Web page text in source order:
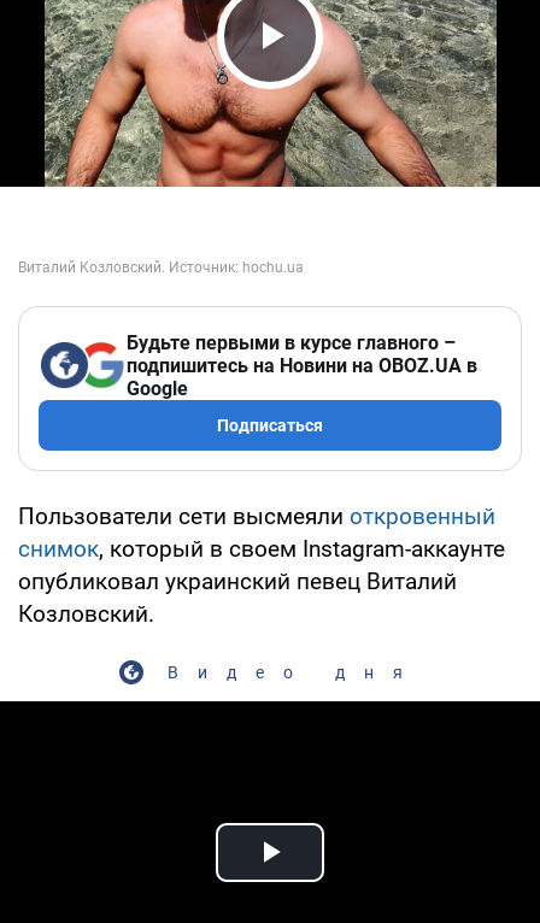
Play Video
Будьте первыми в курсе главного –
подпишитесь на Новини на OBOZ.UA в
Google
Подписаться
Пользователи сети высмеяли откровенный
снимок, который в своем Instagram-аккаунте
опубликовал украинский певец Виталий
Козловский.
Видео дня
Play Video